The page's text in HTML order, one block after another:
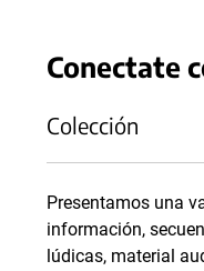
Conectate
Colección
Presentamos una
información,
lúdicas, material